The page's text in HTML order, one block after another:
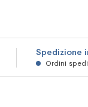
Spedizione
Ordini